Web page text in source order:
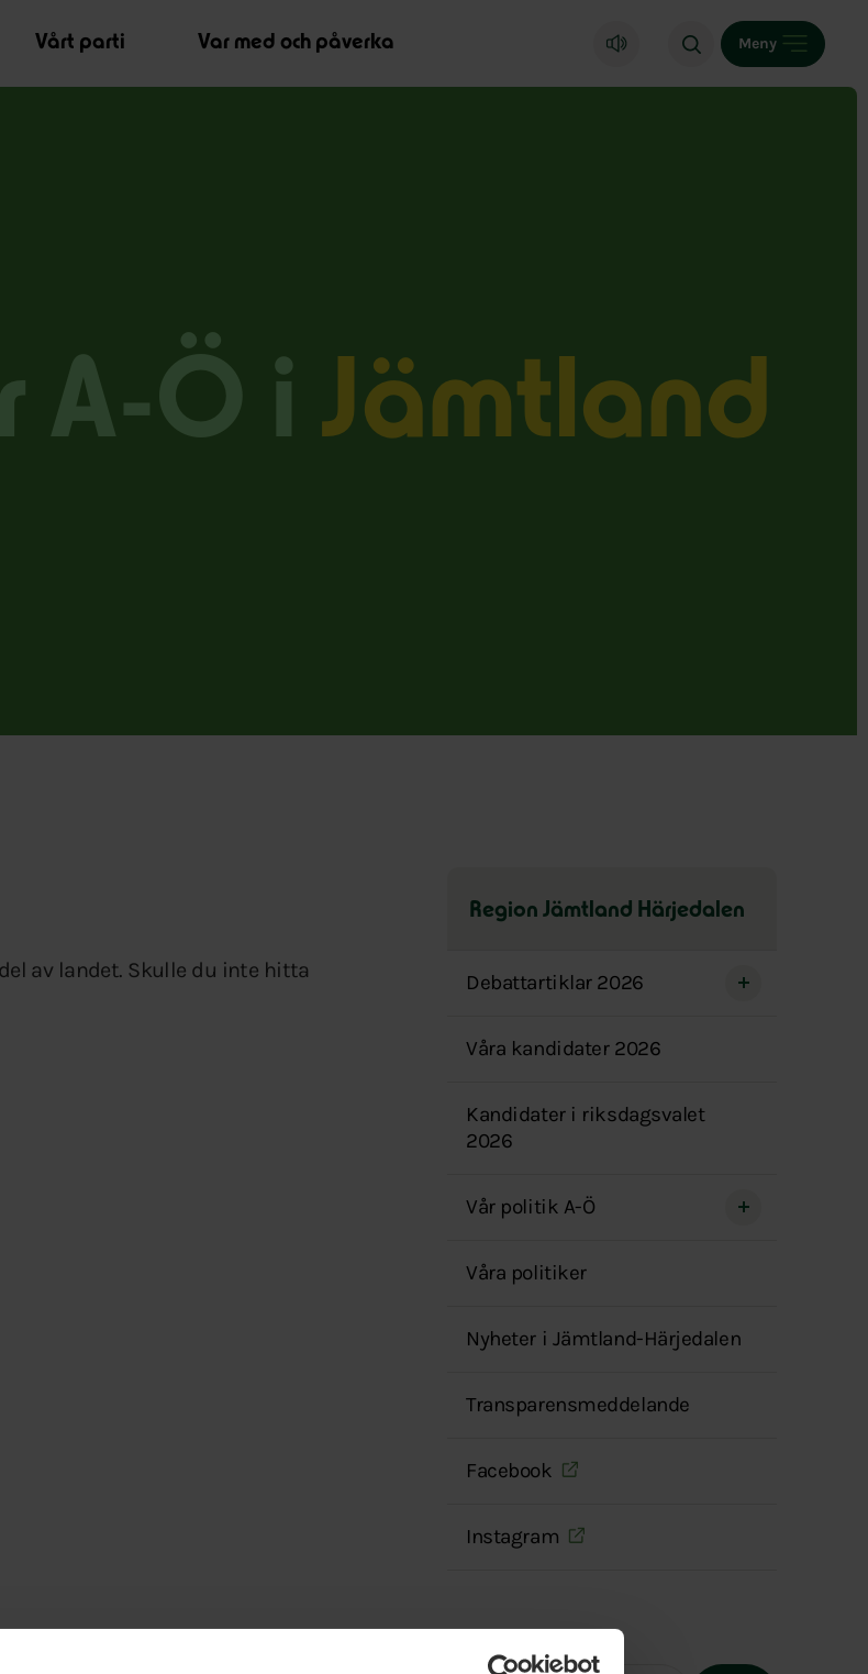
Vårt parti Var med och påverka Meny
A-Ö i Jämtland
av landet. Skulle du inte hitta
Region Jämtland Härjedalen
över
menyn
Debattartiklar 2026
Våra kandidater 2026
Kandidater i riksdagsvalet
2026
Vår politik A-Ö
Våra politiker
Nyheter i Jämtland-Härjedalen
Transparensmeddelande
Facebook
Instagram